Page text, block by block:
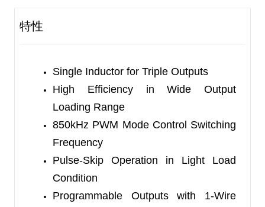
A linear regulator capable of 50mA output current
2.7V to 5.5V, these devices are optimized for
loading 100mA in boost-inverter mode and also
work in buck-inverter mode.
The SGM38042B-1/3/5 are available in a Green
WLCSP-1.51×2.10-15B package. They operate
over an ambient temperature range of -40
特性
Single Inductor for Triple Outputs
High Efficiency in Wide Output
Loading Range
850kHz PWM Mode Control Switching
Frequency
Pulse-Skip Operation in Light Load
Condition
Programmable Outputs with 1-Wire